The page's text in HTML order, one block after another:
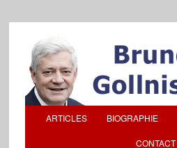
ARTICLES BIOGRAPHIE
CONTACT